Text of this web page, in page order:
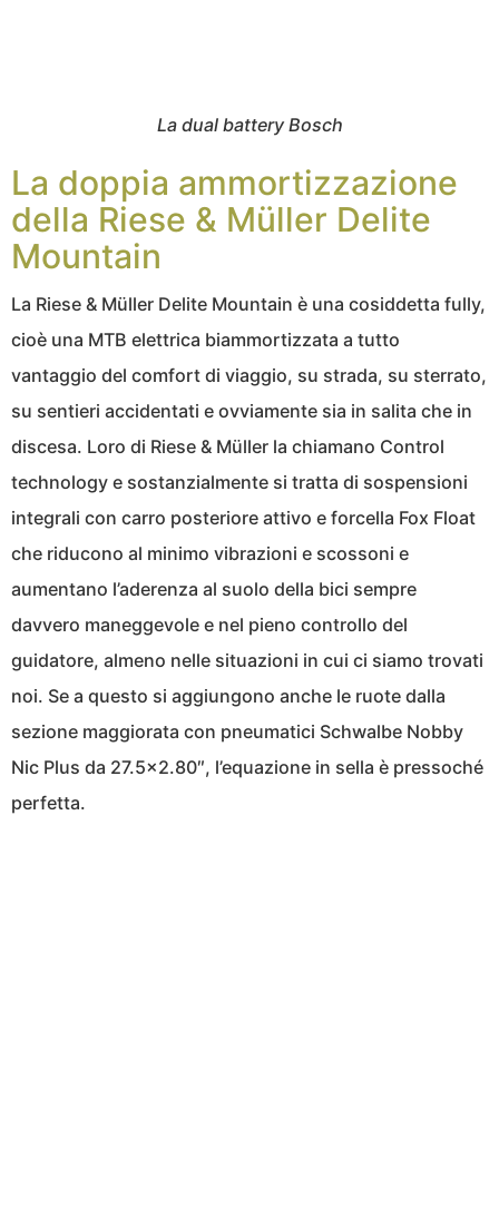
La dual battery Bosch
La doppia ammortizzazione
della Riese & Müller Delite
Mountain
La Riese & Müller Delite Mountain è una cosiddetta fully,
cioè una MTB elettrica biammortizzata a tutto
vantaggio del comfort di viaggio, su strada, su sterrato,
su sentieri accidentati e ovviamente sia in salita che in
discesa. Loro di Riese & Müller la chiamano Control
technology e sostanzialmente si tratta di sospensioni
integrali con carro posteriore attivo e forcella Fox Float
che riducono al minimo vibrazioni e scossoni e
aumentano l’aderenza al suolo della bici sempre
davvero maneggevole e nel pieno controllo del
guidatore, almeno nelle situazioni in cui ci siamo trovati
noi. Se a questo si aggiungono anche le ruote dalla
sezione maggiorata con pneumatici Schwalbe Nobby
Nic Plus da 27.5×2.80″, l’equazione in sella è pressoché
perfetta.